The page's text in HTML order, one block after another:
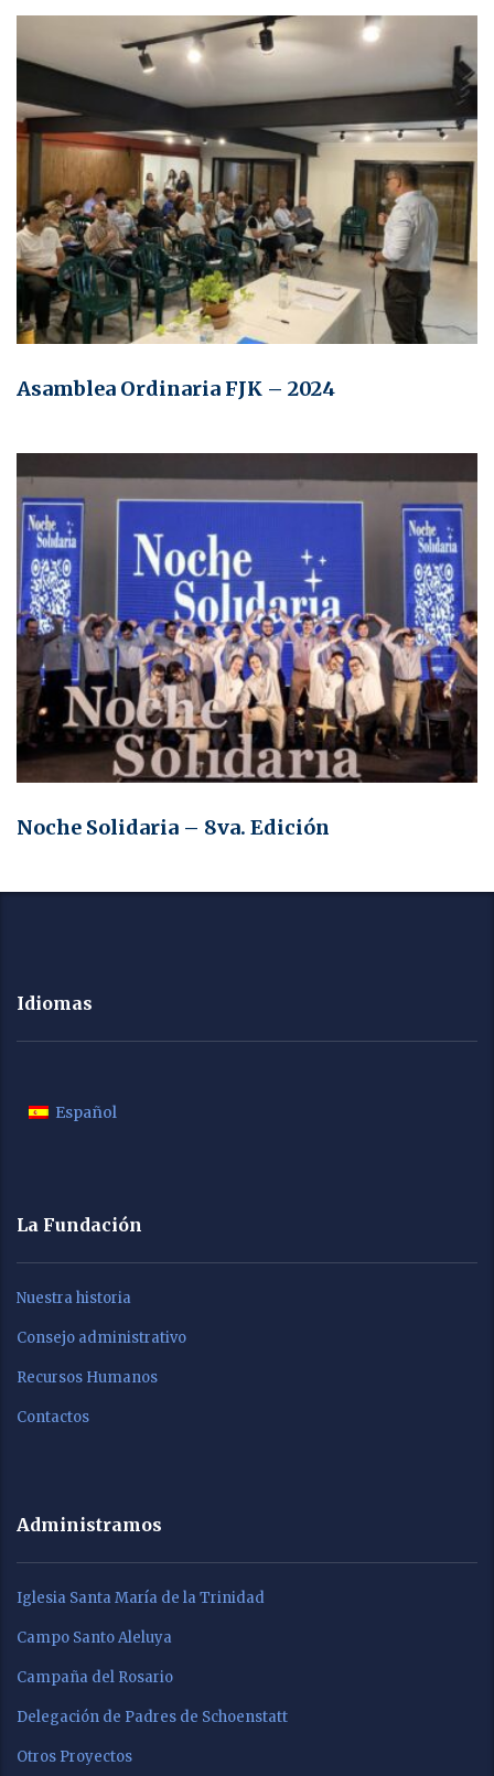
Asamblea Ordinaria FJK – 2024
Noche Solidaria – 8va. Edición
Idiomas
Español
La Fundación
Nuestra historia
Consejo administrativo
Recursos Humanos
Contactos
Administramos
Iglesia Santa María de la Trinidad
Campo Santo Aleluya
Campaña del Rosario
Delegación de Padres de Schoenstatt
Otros Proyectos